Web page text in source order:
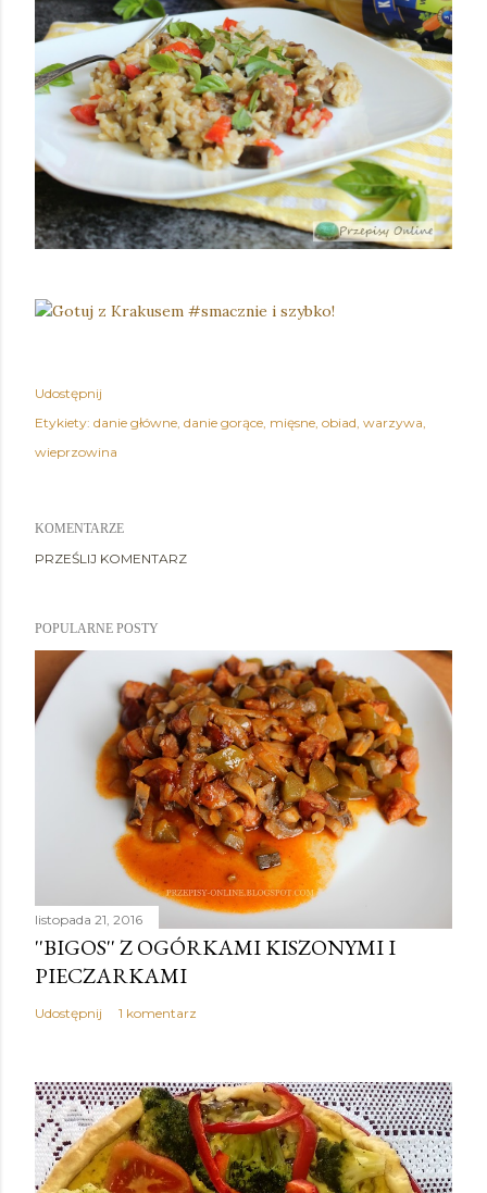
Udostępnij
Etykiety: danie główne danie gorące mięsne obiad warzywa
wieprzowina
KOMENTARZE
PRZEŚLIJ KOMENTARZ
POPULARNE POSTY
listopada 21, 2016
''BIGOS'' Z OGÓRKAMI KISZONYMI I
PIECZARKAMI
Udostępnij 1 komentarz